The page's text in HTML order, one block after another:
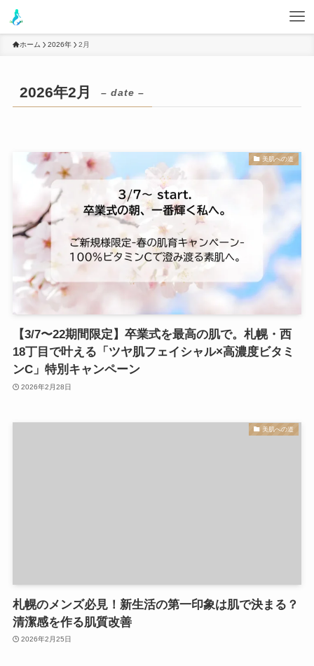
ホーム 2026年 2月
2026年2月 – date –
美肌への道
【3/7〜22期間限定】卒業式を最高の肌で。札幌・西
18丁目で叶える「ツヤ肌フェイシャル×高濃度ビタミ
ンC」特別キャンペーン
2026年2月28日
美肌への道
札幌のメンズ必見！新生活の第一印象は肌で決まる？
清潔感を作る肌質改善
2026年2月25日